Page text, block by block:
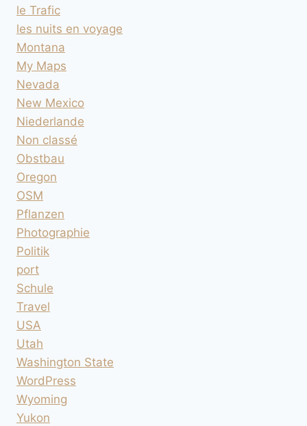
le Trafic
les nuits en voyage
Montana
My Maps
Nevada
New Mexico
Niederlande
Non classé
Obstbau
Oregon
OSM
Pflanzen
Photographie
Politik
port
Schule
Travel
USA
Utah
Washington State
WordPress
Wyoming
Yukon